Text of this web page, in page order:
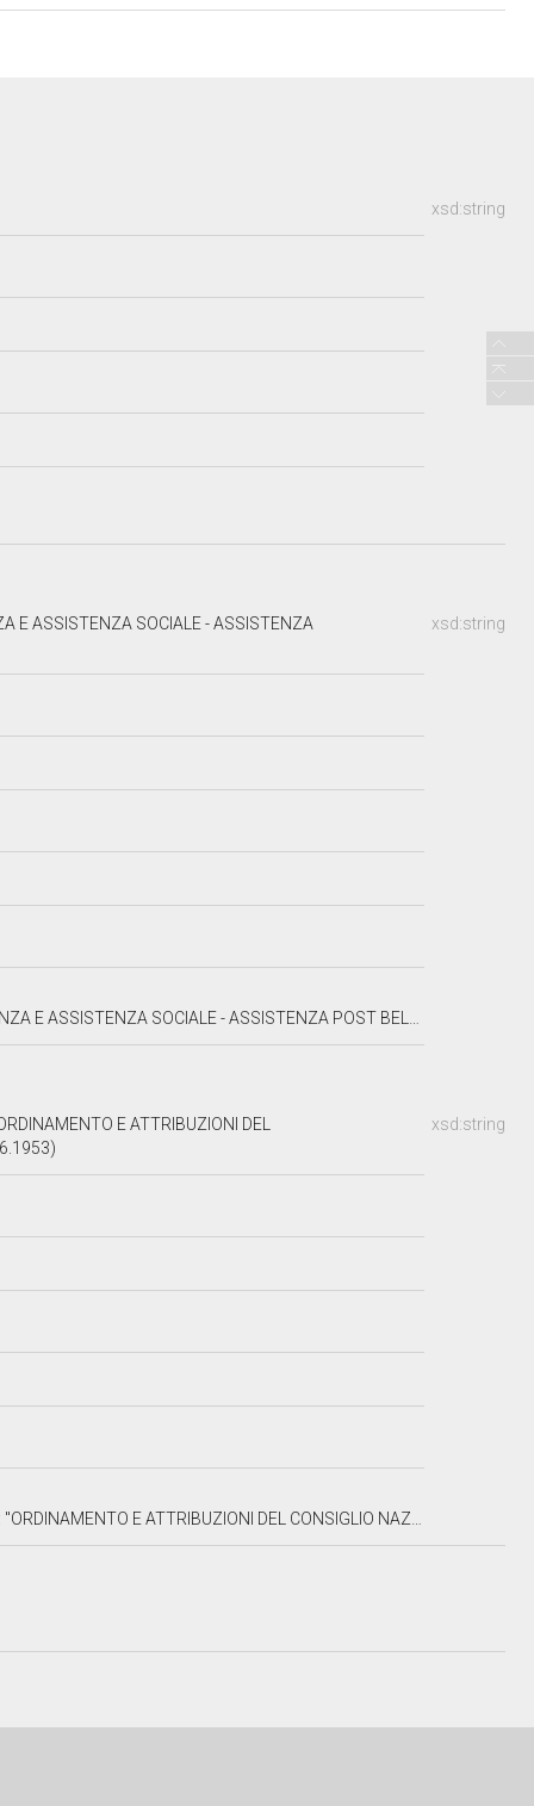
xsd:string
xsd:string
E ASSISTENZA SOCIALE - ASSISTENZA
- ASSISTENZA POST BELLICA - IGIENE E SANITÀ PUBBLICA
xsd:string
E ATTRIBUZIONI DEL
DEL CONSIGLIO NAZIONALE DELL'ECONOMIA E DEL LAVORO